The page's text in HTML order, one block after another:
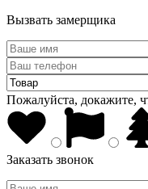
Вызвать замерщика
Пожалуйста, докажите,
Заказать звонок